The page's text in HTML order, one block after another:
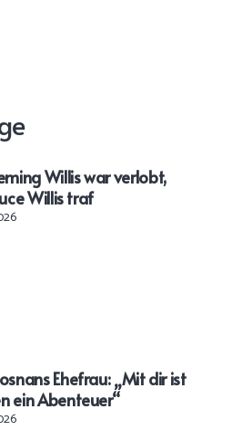
Willis war verlobt,
Willis traf
Ehefrau: „Mit dir ist
ein Abenteuer“